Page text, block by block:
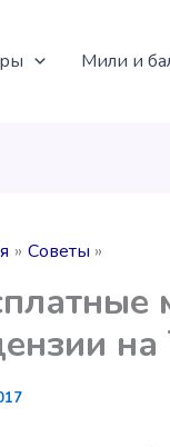
Мили и
Советы